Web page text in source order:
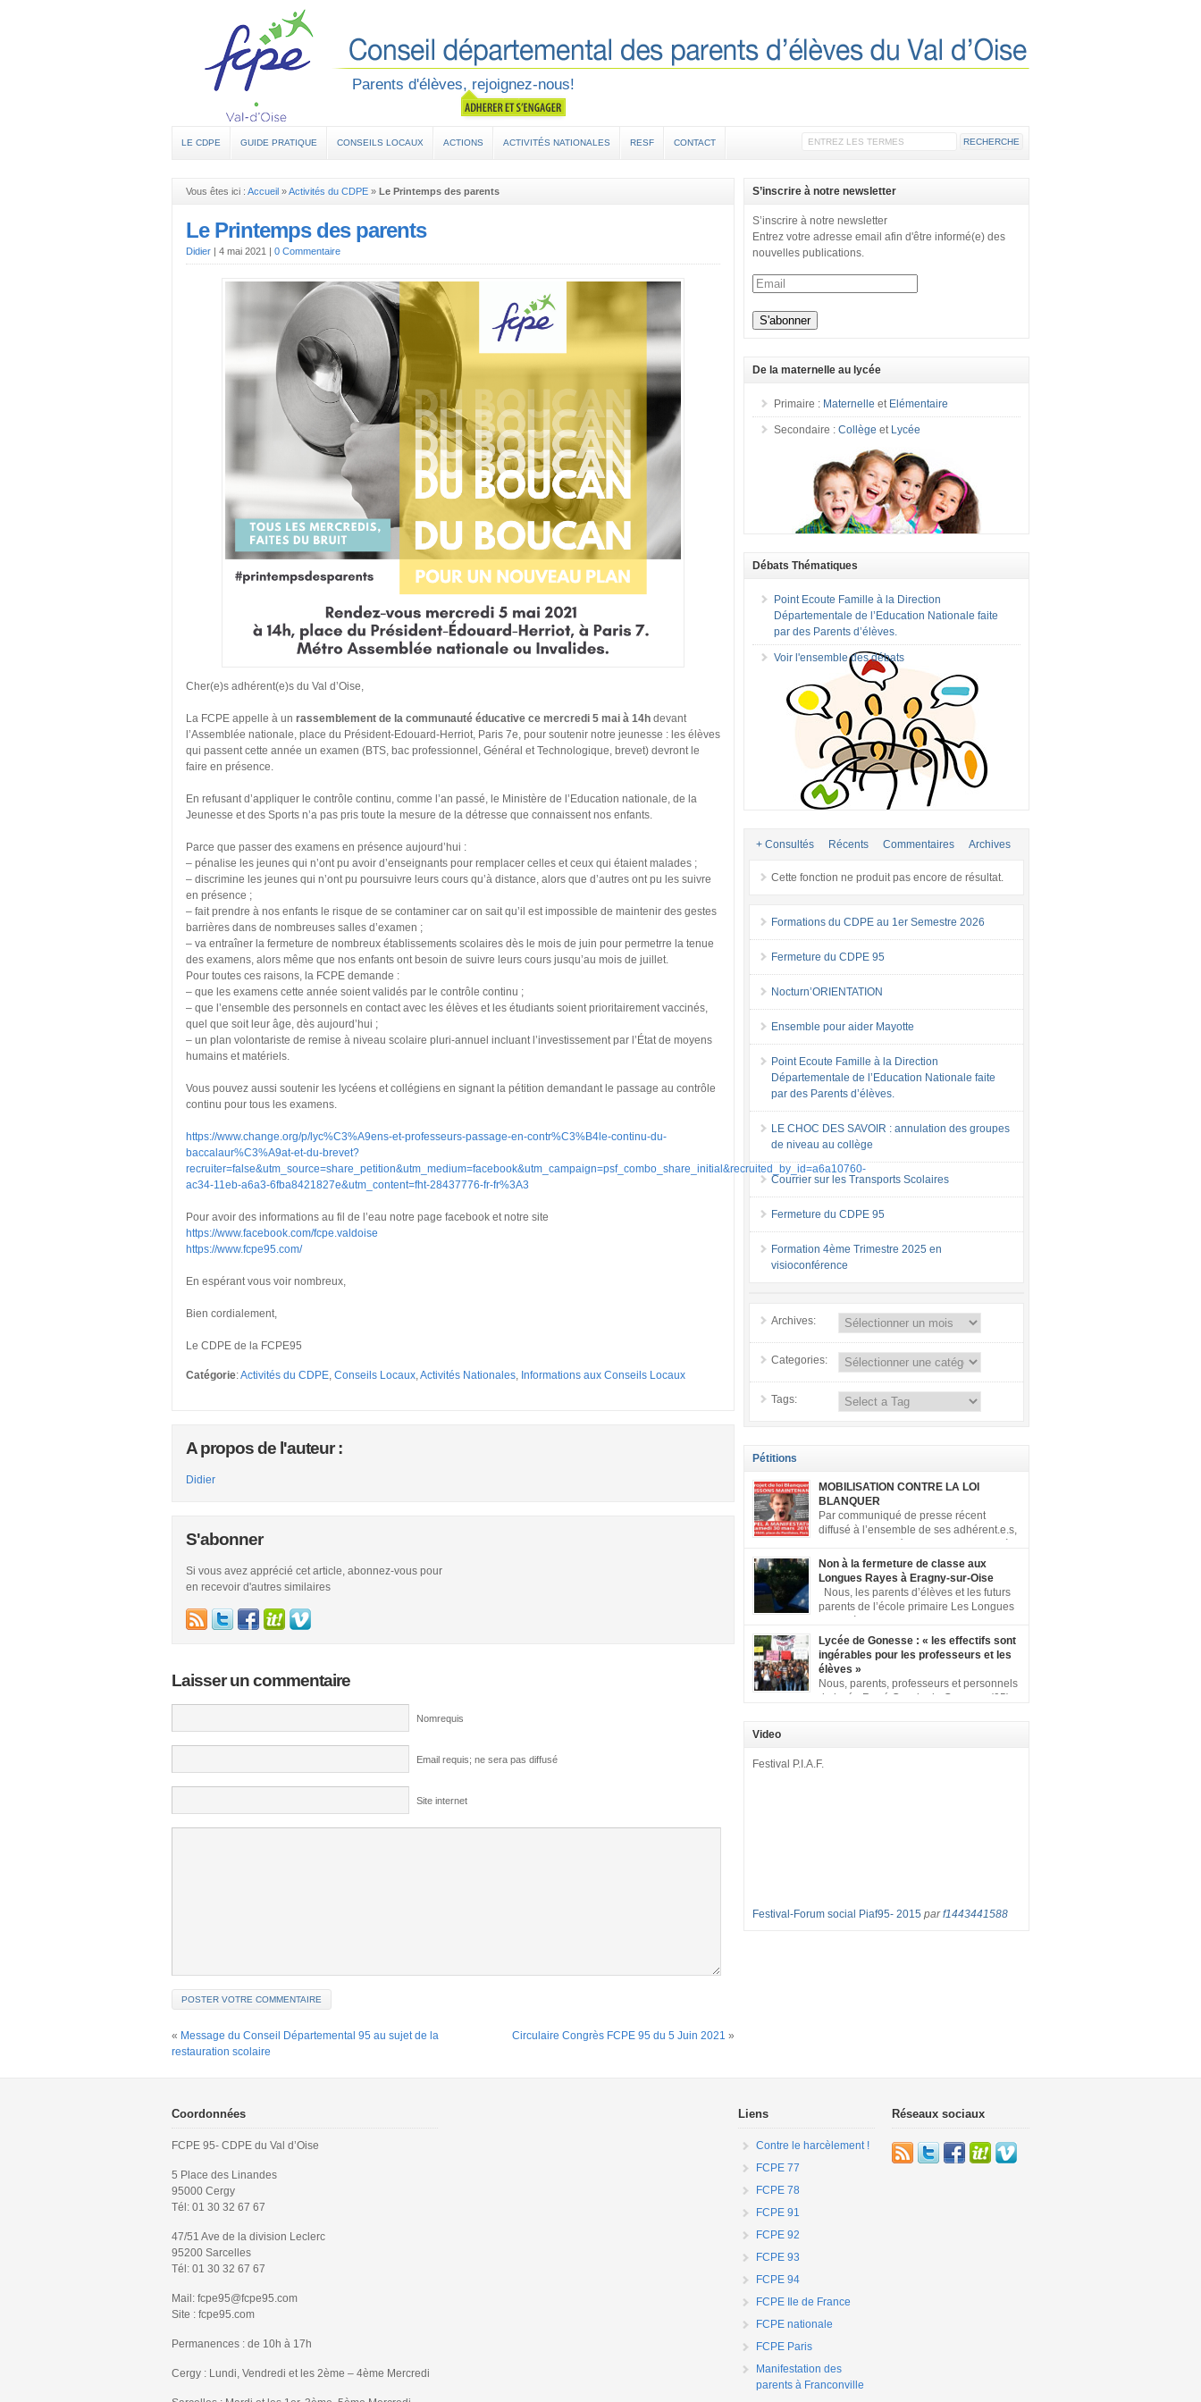
Parents d'élèves, rejoignez-nous!
LE CDPE GUIDE PRATIQUE CONSEILS LOCAUX ACTIONS ACTIVITÉS NATIONALES RESF CONTACT
Vous êtes ici : Accueil »Activités du CDPE » Le Printemps des parents
Le Printemps des parents
Didier | 4 mai 2021 | 0 Commentaire
Cher(e)s adhérent(e)s du Val d’Oise,
La FCPE appelle à un rassemblement de la communauté éducative ce mercredi 5 mai à 14h devant
l’Assemblée nationale, place du Président-Edouard-Herriot, Paris 7e, pour soutenir notre jeunesse : les élèves
qui passent cette année un examen (BTS, bac professionnel, Général et Technologique, brevet) devront le
faire en présence.
En refusant d’appliquer le contrôle continu, comme l’an passé, le Ministère de l’Education nationale, de la
Jeunesse et des Sports n’a pas pris toute la mesure de la détresse que connaissent nos enfants.
Parce que passer des examens en présence aujourd’hui :
– pénalise les jeunes qui n’ont pu avoir d’enseignants pour remplacer celles et ceux qui étaient malades ;
– discrimine les jeunes qui n’ont pu poursuivre leurs cours qu’à distance, alors que d’autres ont pu les suivre
en présence ;
– fait prendre à nos enfants le risque de se contaminer car on sait qu’il est impossible de maintenir des gestes
barrières dans de nombreuses salles d’examen ;
– va entraîner la fermeture de nombreux établissements scolaires dès le mois de juin pour permetrre la tenue
des examens, alors même que nos enfants ont besoin de suivre leurs cours jusqu’au mois de juillet.
Pour toutes ces raisons, la FCPE demande :
– que les examens cette année soient validés par le contrôle continu ;
– que l’ensemble des personnels en contact avec les élèves et les étudiants soient prioritairement vaccinés,
quel que soit leur âge, dès aujourd’hui ;
– un plan volontariste de remise à niveau scolaire pluri-annuel incluant l’investissement par l’État de moyens
humains et matériels.
Vous pouvez aussi soutenir les lycéens et collégiens en signant la pétition demandant le passage au contrôle
continu pour tous les examens.
https://www.change.org/p/lyc%C3%A9ens-et-professeurs-passage-en-contr%C3%B4le-continu-du-
baccalaur%C3%A9at-et-du-brevet?
recruiter=false&utm_source=share_petition&utm_medium=facebook&utm_campaign=psf_combo_share_initial&recruited_by_id=a6a10760-
ac34-11eb-a6a3-6fba8421827e&utm_content=fht-28437776-fr-fr%3A3
Pour avoir des informations au fil de l’eau notre page facebook et notre site
https://www.facebook.com/fcpe.valdoise
https://www.fcpe95.com/
En espérant vous voir nombreux,
Bien cordialement,
Le CDPE de la FCPE95
Catégorie:Activités du CDPE Conseils Locaux Activités Nationales Informations aux Conseils Locaux
A propos de l'auteur :
Didier
S'abonner
Si vous avez apprécié cet article, abonnez-vous pour
en recevoir d'autres similaires
Laisser un commentaire
Nomrequis
Email requis; ne sera pas diffusé
Site internet
« Message du Conseil Départemental 95 au sujet de la
restauration scolaire
Circulaire Congrès FCPE 95 du 5 Juin 2021 »
S’inscrire à notre newsletter
S’inscrire à notre newsletter
Entrez votre adresse email afin d'être informé(e) des
nouvelles publications.
De la maternelle au lycée
Primaire : Maternelle et Elémentaire
Secondaire :Collège et Lycée
Débats Thématiques
Point Ecoute Famille à la Direction
Départementale de l’Education Nationale faite
par des Parents d’élèves.
Voir l'ensemble des débats
+ Consultés Récents Commentaires Archives
Cette fonction ne produit pas encore de résultat.
Formations du CDPE au 1er Semestre 2026
Fermeture du CDPE 95
Nocturn’ORIENTATION
Ensemble pour aider Mayotte
Point Ecoute Famille à la Direction
Départementale de l’Education Nationale faite
par des Parents d’élèves.
LE CHOC DES SAVOIR : annulation des groupes
de niveau au collège
Courrier sur les Transports Scolaires
Fermeture du CDPE 95
Formation 4ème Trimestre 2025 en
visioconférence
Archives:
Categories:
Tags:
Pétitions
MOBILISATION CONTRE LA LOI
BLANQUER
Par communiqué de presse récent
diffusé à l’ensemble de ses adhérent.e.s,
se mobiliser contre la loi Blanquer dite « Ecole de la
confiance ». Pour vous aider à organiser les actions
localement, la FCPE met à votre disposition ce kit de
mobilisation comprenant : 1 affiche appelant […]
Non à la fermeture de classe aux
Longues Rayes à Eragny-sur-Oise
Nous, les parents d’élèves et les futurs
parents de l’école primaire Les Longues
cette pétition pour dire « NON à la fermeture de classe
aux Longues Rayes ». Non à la dégradation continue
des conditions d’accueil et d’apprentissage de nos
enfants à l’école primaire. Chaque enfant a droit à […]
Lycée de Gonesse : « les effectifs sont
ingérables pour les professeurs et les
élèves »
Nous, parents, professeurs et personnels
du lycée René Cassin de Gonesse (95),
dénoncer les classes surchargées, en cette rentrée
et 35 élèves ! – de nombreuses classes de première et
Video
Festival P.I.A.F.
Festival-Forum social Piaf95- 2015 parf1443441588
Coordonnées
FCPE 95- CDPE du Val d’Oise
5 Place des Linandes
95000 Cergy
Tél: 01 30 32 67 67
47/51 Ave de la division Leclerc
95200 Sarcelles
Tél: 01 30 32 67 67
Mail: fcpe95@fcpe95.com
Site : fcpe95.com
Permanences : de 10h à 17h
Cergy : Lundi, Vendredi et les 2ème – 4ème Mercredi
Liens
Contre le harcèlement !
FCPE 77
FCPE 78
FCPE 91
FCPE 92
FCPE 93
FCPE 94
FCPE Ile de France
FCPE nationale
FCPE Paris
Manifestation des
parents à Franconville
Réseaux sociaux